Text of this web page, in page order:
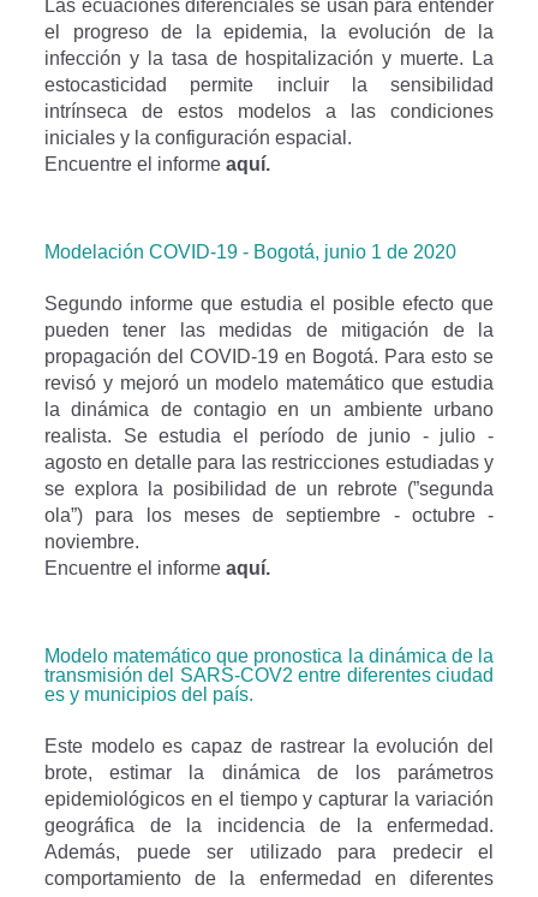
Las ecuaciones diferenciales se usan para entender
el progreso de la epidemia, la evolución de la
infección y la tasa de hospitalización y muerte. La
estocasticidad permite incluir la sensibilidad
intrínseca de estos modelos a las condiciones
iniciales y la configuración espacial.
Encuentre el informe aquí.
Modelación COVID-19 - Bogotá, junio 1 de 2020
Segundo informe que estudia el posible efecto que
pueden tener las medidas de mitigación de la
propagación del COVID-19 en Bogotá. Para esto se
revisó y mejoró un modelo matemático que estudia
la dinámica de contagio en un ambiente urbano
realista. Se estudia el período de junio - julio -
agosto en detalle para las restricciones estudiadas y
se explora la posibilidad de un rebrote (”segunda
ola”) para los meses de septiembre - octubre -
noviembre.
Encuentre el informe aquí.
Modelo matemático que pronostica la dinámica de la
transmisión del SARS-COV2 entre diferentes ciudad
es y municipios del país.
Este modelo es capaz de rastrear la evolución del
brote, estimar la dinámica de los parámetros
epidemiológicos en el tiempo y capturar la variación
geográfica de la incidencia de la enfermedad.
Además, puede ser utilizado para predecir el
comportamiento de la enfermedad en diferentes